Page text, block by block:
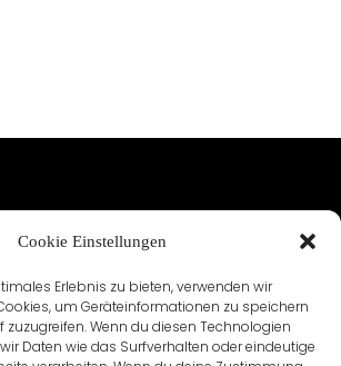
Cookie Einstellungen
Erlebnis zu bieten, verwenden wir
um Geräteinformationen zu speichern
Wenn du diesen Technologien
Daten wie das Surfverhalten oder eindeutige
IMPRESSUM
KONTAKT
COOKIE-RICHTLINIE (EU)